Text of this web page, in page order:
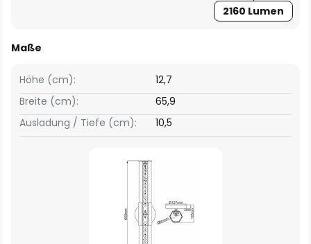
2160 Lumen
Maße
Breite (cm): 65,9
Höhe (cm): 12,7
Ausladung / Tiefe (cm): 10,5